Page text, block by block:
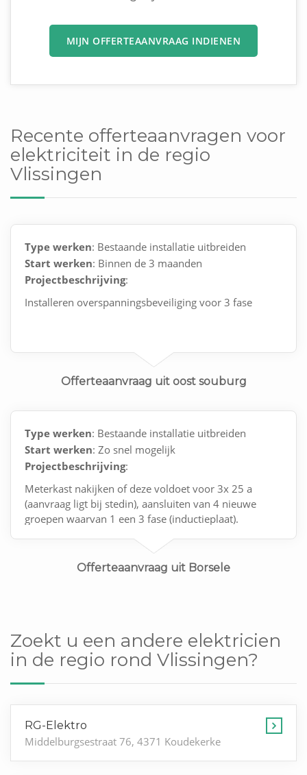
MIJN OFFERTEAANVRAAG INDIENEN
Recente offerteaanvragen voor
elektriciteit in de regio
Vlissingen
Type werken: Bestaande installatie uitbreiden
Start werken: Binnen de 3 maanden
Projectbeschrijving:
Installeren overspanningsbeveiliging voor 3 fase
Offerteaanvraag uit oost souburg
Type werken: Bestaande installatie uitbreiden
Start werken: Zo snel mogelijk
Projectbeschrijving:
Meterkast nakijken of deze voldoet voor 3x 25 a
(aanvraag ligt bij stedin), aansluiten van 4 nieuwe
groepen waarvan 1 een 3 fase (inductieplaat).
Offerteaanvraag uit Borsele
Zoekt u een andere elektricien
in de regio rond Vlissingen?
RG-Elektro
Middelburgsestraat 76, 4371 Koudekerke